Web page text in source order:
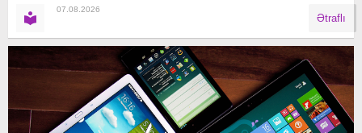
07.08.2026
Ətraflı